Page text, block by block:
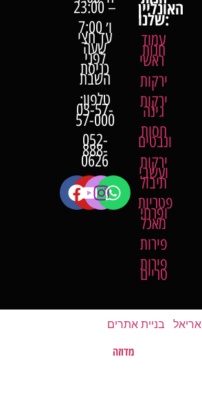
– 23:00
ו׳ 7:00
עד חצי
שעה
לפני
כניסת
השבת
טלפון:
03-57-
57-000
052-
888-
0626
האונליין
שלנו:
עמוד
חנות
ראשי
ירקות
ירקות
גינה
חסות
ונבטים
ירקות
ועשבי
תיבול
פטריות
ופרחי
מאכל
פירות
פירות
טריים
אריאל בניית אתרים
האתר נבנה על ידימדוזה